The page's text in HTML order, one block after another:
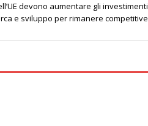
devono aumentare gli investimenti
e sviluppo per rimanere competitive